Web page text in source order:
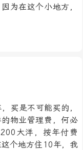
为在这个小地方，
买是不可能买的，
物业管理费，何必
大洋，按年付费
个地方住10年，我